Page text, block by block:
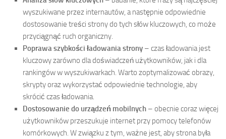
wyszukiwane przez internautów, a następnie odpowiednie
dostosowanie treści strony do tych słów kluczowych, co może
przyciągnąć ruch organiczny.
Poprawa szybkości ładowania strony – czas ładowania jest
kluczowy zarówno dla doświadczeń użytkowników, jak i dla
rankingów w wyszukiwarkach. Warto zoptymalizować obrazy,
skrypty oraz wykorzystać odpowiednie technologie, aby
skrócić czas ładowania.
Dostosowanie do urządzeń mobilnych – obecnie coraz więcej
użytkowników przeszukuje internet przy pomocy telefonów
komórkowych. W związku z tym, ważne jest, aby strona była